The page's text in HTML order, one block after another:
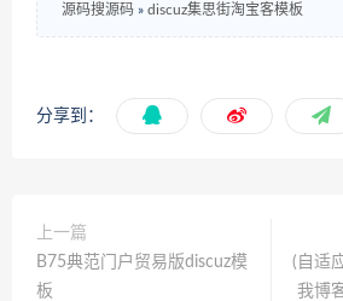
源码搜源码 » discuz集思街淘宝客模板
分享到：
上一篇
B75典范门户贸易版discuz模
板
(自适
我博